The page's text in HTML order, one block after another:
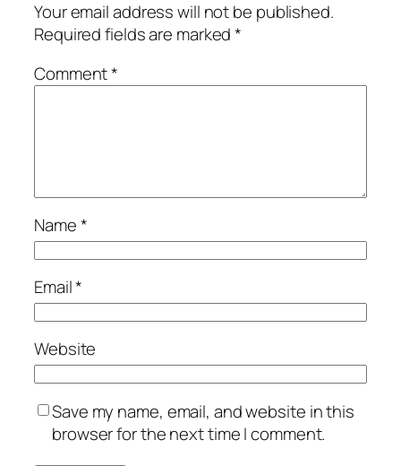
Your email address will not be published.
Required fields are marked*
Comment*
Name*
Email*
Website
Save my name, email, and website in this
browser for the next time I comment.